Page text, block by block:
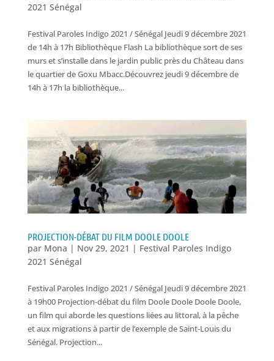
2021 Sénégal
Festival Paroles Indigo 2021 / Sénégal Jeudi 9 décembre 2021
de 14h à 17h Bibliothèque Flash La bibliothèque sort de ses
murs et s’installe dans le jardin public près du Château dans
le quartier de Goxu Mbacc.Découvrez jeudi 9 décembre de
14h à 17h la bibliothèque...
PROJECTION-DÉBAT DU FILM DOOLE DOOLE
par Mona | Nov 29, 2021 | Festival Paroles Indigo
2021 Sénégal
Festival Paroles Indigo 2021 / Sénégal Jeudi 9 décembre 2021
à 19h00 Projection-débat du film Doole Doole Doole Doole,
un film qui aborde les questions liées au littoral, à la pêche
et aux migrations à partir de l’exemple de Saint-Louis du
Sénégal. Projection...